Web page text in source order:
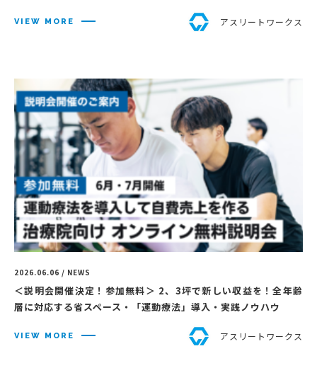
VIEW MORE アスリートワークス
2026.06.06 / NEWS
＜説明会開催決定！参加無料＞ 2、3坪で新しい収益を！全年齢
層に対応する省スペース・「運動療法」導入・実践ノウハウ
VIEW MORE アスリートワークス